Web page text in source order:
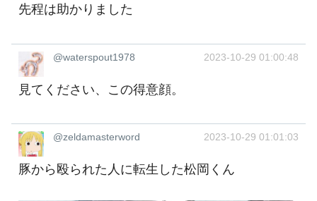
先程は助かりました
@waterspout1978 2023-10-29 01:00:48
見てください、この得意顔。
@zeldamasterword 2023-10-29 01:01:03
豚から殴られた人に転生した松岡くん